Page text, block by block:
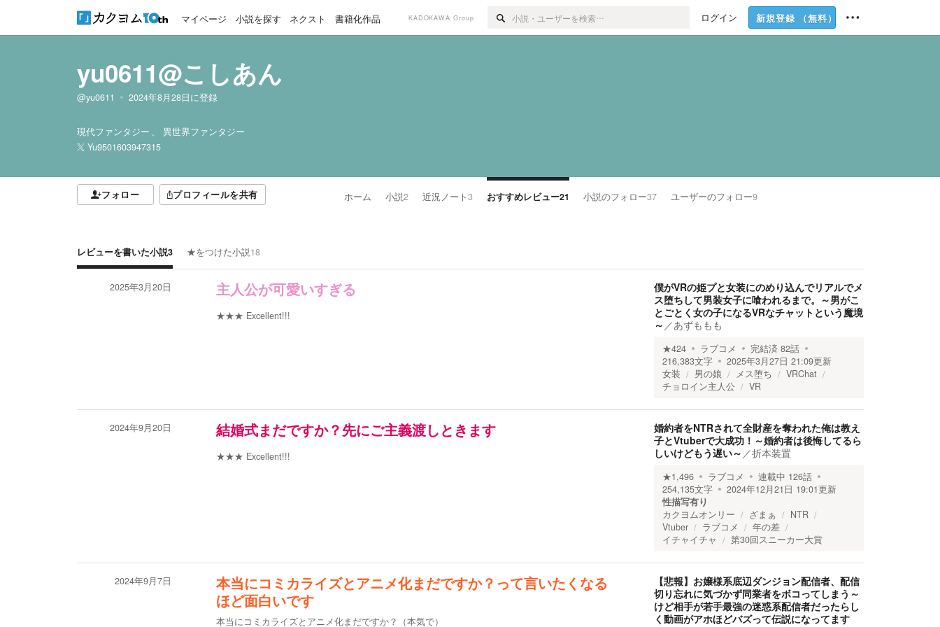
マイページ 小説を探す ネクスト 書籍化作品 KADOKAWA Group ログイン 新規登録 （無料）
yu0611@こしあん
@yu0611 2024年8月28日に登録
現代ファンタジー
異世界ファンタジー
Yu9501603947315
フォロー プロフィールを共有 ホーム 小説2 近況ノート3 おすすめレビュー21 小説のフォロー37 ユーザーのフォロー9
レビューを書いた小説3 ★をつけた小説18
2025年3月20日 主人公が可愛いすぎる
★★★ Excellent!!!
僕がVRの姫プと女装にのめり込んでリアルでメ
ス堕ちして男装女子に喰われるまで。～男がこ
とごとく女の子になるVRなチャットという魔境
～ ／あずももも
★424 ラブコメ 完結済 82話
216,383文字 2025年3月27日 21:09更新
女装
男の娘 メス堕ち
VRChat
チョロイン主人公
VR
2024年9月20日 結婚式まだですか？先にご主義渡しときます
★★★ Excellent!!!
婚約者をNTRされて全財産を奪われた俺は教え
子とVtuberで大成功！～婚約者は後悔してるら
しいけどもう遅い～ ／折本装置
★1,496 ラブコメ 連載中 126話
254,135文字 2024年12月21日 19:01更新
性描写有り
カクヨムオンリー
ざまぁ
NTR
Vtuber
ラブコメ
年の差
イチャイチャ
第30回スニーカー大賞
2024年9月7日
本当にコミカライズとアニメ化まだですか？って言いたくなる
ほど面白いです
本当にコミカライズとアニメ化まだですか？（本気で）
【悲報】お嬢様系底辺ダンジョン配信者、配信
切り忘れに気づかず同業者をボコってしまう～
けど相手が若手最強の迷惑系配信者だったらし
く動画がアホほどバズって伝説になってます